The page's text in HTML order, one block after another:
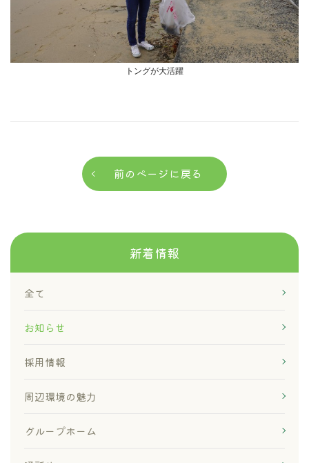
トングが大活躍
前のページに戻る
新着情報
全て
お知らせ
採用情報
周辺環境の魅力
グループホーム